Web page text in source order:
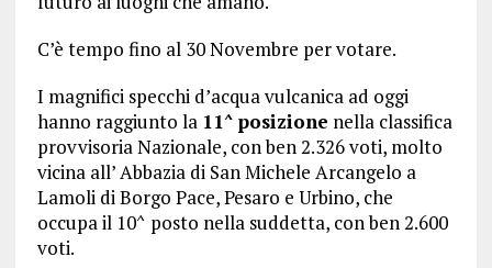
C’è tempo fino al 30 Novembre per votare.
I magnifici specchi d’acqua vulcanica ad oggi
hanno raggiunto la 11^ posizione nella classifica
provvisoria Nazionale, con ben 2.326 voti, molto
vicina all’ Abbazia di San Michele Arcangelo a
Lamoli di Borgo Pace, Pesaro e Urbino, che
occupa il 10^ posto nella suddetta, con ben 2.600
voti.